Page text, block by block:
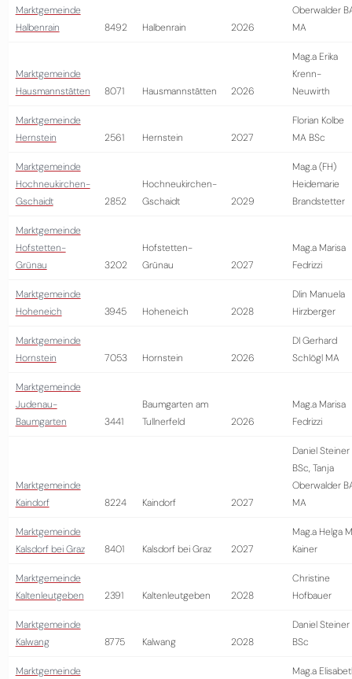
Marktgemeinde
Halbenrain
8492 Halbenrain 2026
Oberwalder
MA
Marktgemeinde
Hausmannstätten
8071 Hausmannstätten 2026
Mag.a Erika
Krenn-
Neuwirth
Marktgemeinde
Hernstein
2561 Hernstein 2027
Florian Kolbe
MA BSc
Marktgemeinde
Hochneukirchen-
Gschaidt
2852
Hochneukirchen-
Gschaidt
2029
Mag.a (FH)
Heidemarie
Brandstetter
Marktgemeinde
Hofstetten-
Grünau
3202
Hofstetten-
Grünau
2027
Mag.a Marisa
Fedrizzi
Marktgemeinde
Hoheneich
3945 Hoheneich 2028
DIin Manuela
Hirzberger
Marktgemeinde
Hornstein
7053 Hornstein 2026
DI Gerhard
Schlögl MA
Marktgemeinde
Judenau-
Baumgarten
3441
Baumgarten am
Tullnerfeld
2026
Mag.a Marisa
Fedrizzi
Marktgemeinde
Kaindorf
8224 Kaindorf 2027
Daniel Steiner
BSc, Tanja
Oberwalder
MA
Marktgemeinde
Kalsdorf bei Graz
8401 Kalsdorf bei Graz 2027
Mag.a Helga
Kainer
Marktgemeinde
Kaltenleutgeben
2391 Kaltenleutgeben 2028
Christine
Hofbauer
Marktgemeinde
Kalwang
8775 Kalwang 2028
Daniel Steiner
BSc
Marktgemeinde
Mag.a